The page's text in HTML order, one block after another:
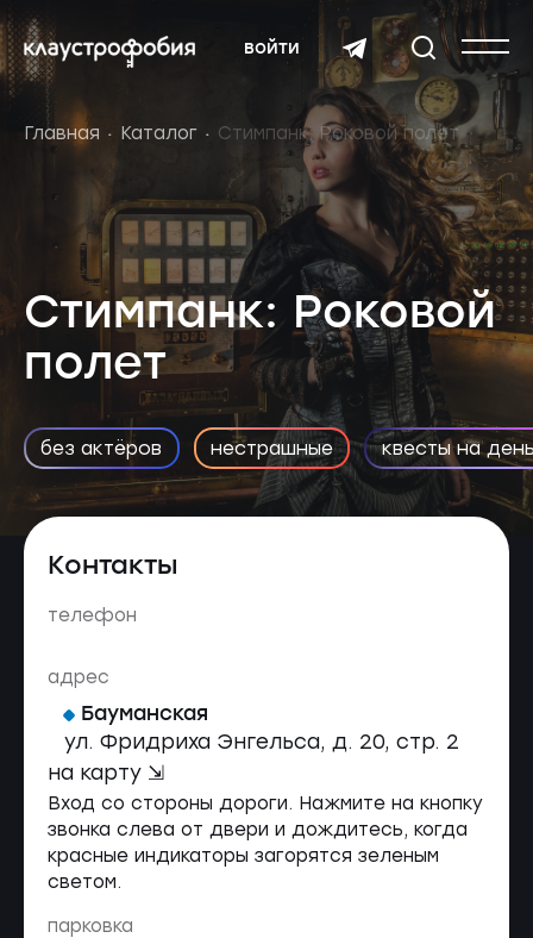
войти
Главная Каталог Стимпанк: Роковой полет
Стимпанк: Роковой
полет
без актёров нестрашные квесты на
Контакты
телефон
адрес
Бауманская
ул. Фридриха Энгельса, д. 20, стр. 2
на карту ⇲
Вход со стороны дороги. Нажмите на кнопку
звонка слева от двери и дождитесь, когда
красные индикаторы загорятся зеленым
светом.
парковка